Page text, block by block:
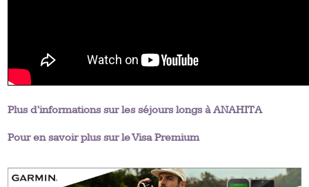
Plus d’informations sur les séjours longs à ANAHITA
Pour en savoir plus sur le Visa Premium